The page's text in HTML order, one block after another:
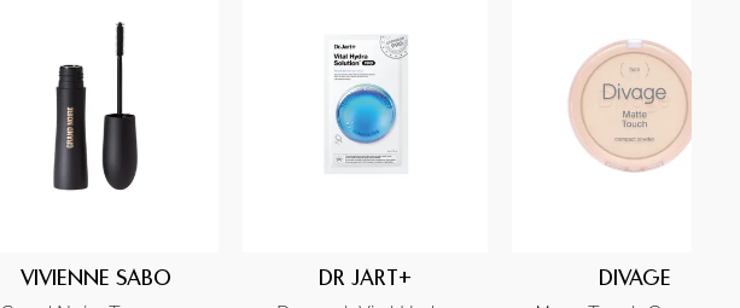
VIVIENNE SABO DR JART+ DIVAGE